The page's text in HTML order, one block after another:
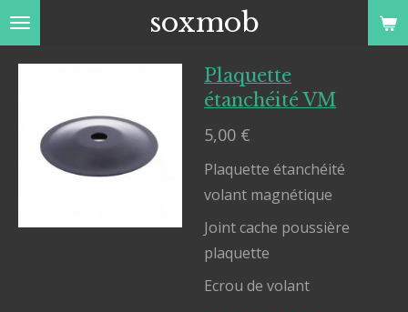
Passer
au
soxmob
Plaquette
étanchéité VM
5,00 €
Plaquette étanchéité
volant magnétique
Joint cache poussière
plaquette
Ecrou de volant